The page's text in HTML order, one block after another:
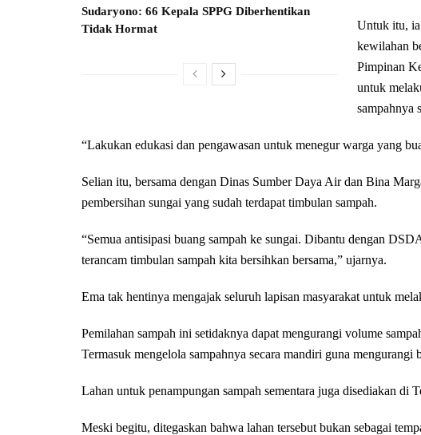
Sudaryono: 66 Kepala SPPG Diberhentikan
Tidak Hormat
Untuk itu, ia
kewilahan
Pimpinan
untuk
sampahnya
“Lakukan edukasi dan pengawasan untuk menegur warga yang
Selian itu, bersama dengan Dinas Sumber Daya Air dan Bina
pembersihan sungai yang sudah terdapat timbulan sampah.
“Semua antisipasi buang sampah ke sungai. Dibantu dengan
terancam timbulan sampah kita bersihkan bersama,” ujarnya.
Ema tak hentinya mengajak seluruh lapisan masyarakat untuk
Pemilahan sampah ini setidaknya dapat mengurangi volume
Termasuk mengelola sampahnya secara mandiri guna
Lahan untuk penampungan sampah sementara juga disediakan di
Meski begitu, ditegaskan bahwa lahan tersebut bukan sebagai